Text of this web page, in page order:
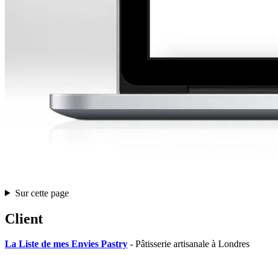
Sur cette page
Client
La Liste de mes Envies Pastry - Pâtisserie artisanale à Londres